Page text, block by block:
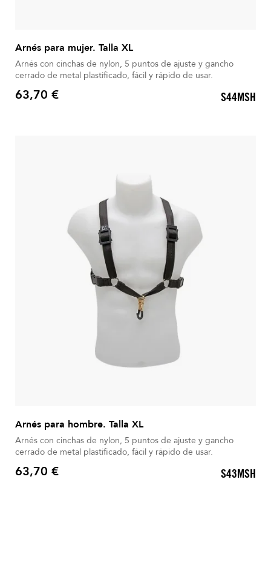
Arnés para mujer. Talla XL
Arnés con cinchas de nylon, 5 puntos de ajuste y gancho
cerrado de metal plastificado, fácil y rápido de usar.
Precio
63,70 € S44MSH
Arnés para hombre. Talla XL
Arnés con cinchas de nylon, 5 puntos de ajuste y gancho
cerrado de metal plastificado, fácil y rápido de usar.
Precio
63,70 € S43MSH